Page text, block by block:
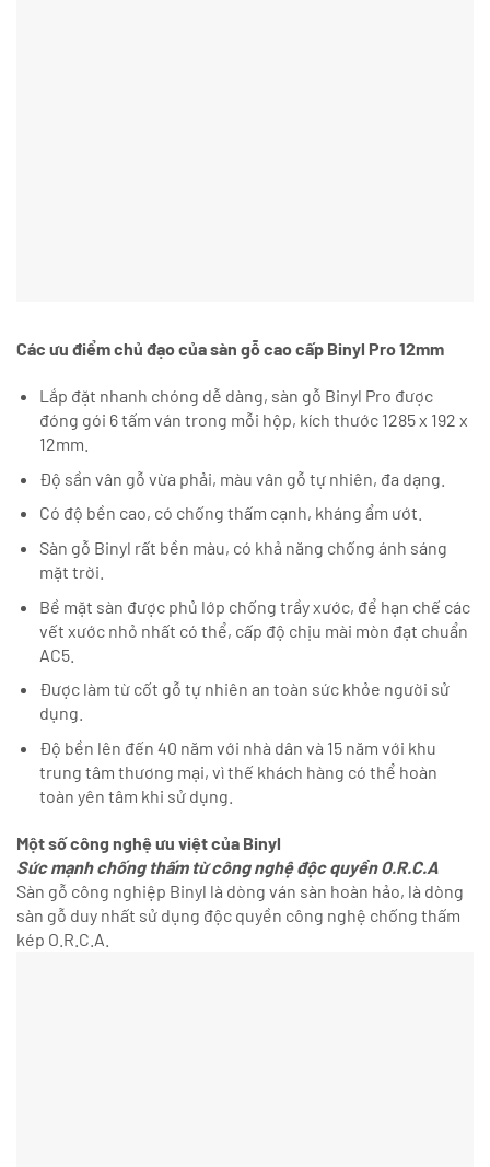
Các ưu điểm chủ đạo của sàn gỗ cao cấp Binyl Pro 12mm
Lắp đặt nhanh chóng dễ dàng, sàn gỗ Binyl Pro được
đóng gói 6 tấm ván trong mỗi hộp, kích thước 1285 x 192 x
12mm.
Độ sần vân gỗ vừa phải, màu vân gỗ tự nhiên, đa dạng.
Có độ bền cao, có chống thấm cạnh, kháng ẩm ướt.
Sàn gỗ Binyl rất bền màu, có khả năng chống ánh sáng
mặt trời.
Bề mặt sàn được phủ lớp chống trầy xước, để hạn chế các
vết xước nhỏ nhất có thể, cấp độ chịu mài mòn đạt chuẩn
AC5.
Được làm từ cốt gỗ tự nhiên an toàn sức khỏe người sử
dụng.
Độ bền lên đến 40 năm với nhà dân và 15 năm với khu
trung tâm thương mại, vì thế khách hàng có thể hoàn
toàn yên tâm khi sử dụng.
Một số công nghệ ưu việt của Binyl
Sức mạnh chống thấm từ công nghệ độc quyền O.R.C.A
Sàn gỗ công nghiệp Binyl là dòng ván sàn hoàn hảo, là dòng
sàn gỗ duy nhất sử dụng độc quyền công nghệ chống thấm
kép O.R.C.A.